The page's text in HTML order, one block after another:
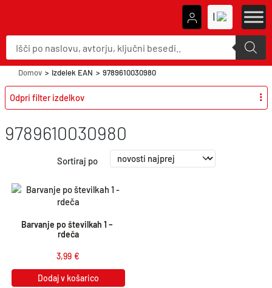
P
o
d
t
s
r
c
|
Domov > Izdelek EAN > 9789610030980
9789610030980
Sortiraj po
Barvanje po številkah 1 –
rdeča
3,99 €
Dodaj v košarico
Odpri filter izdelkov